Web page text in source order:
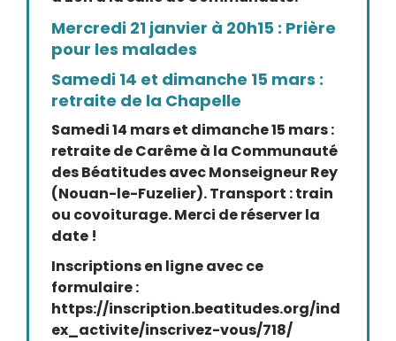
Mercredi 21 janvier à 20h15 : Prière
pour les malades
Samedi 14 et dimanche 15 mars :
retraite de la Chapelle
Samedi 14 mars et dimanche 15 mars :
retraite de Carême à la Communauté
des Béatitudes avec Monseigneur Rey
(Nouan-le-Fuzelier). Transport : train
ou covoiturage. Merci de réserver la
date !
Inscriptions en ligne avec ce
formulaire :
https://inscription.beatitudes.org/ind
ex_activite/inscrivez-vous/718/